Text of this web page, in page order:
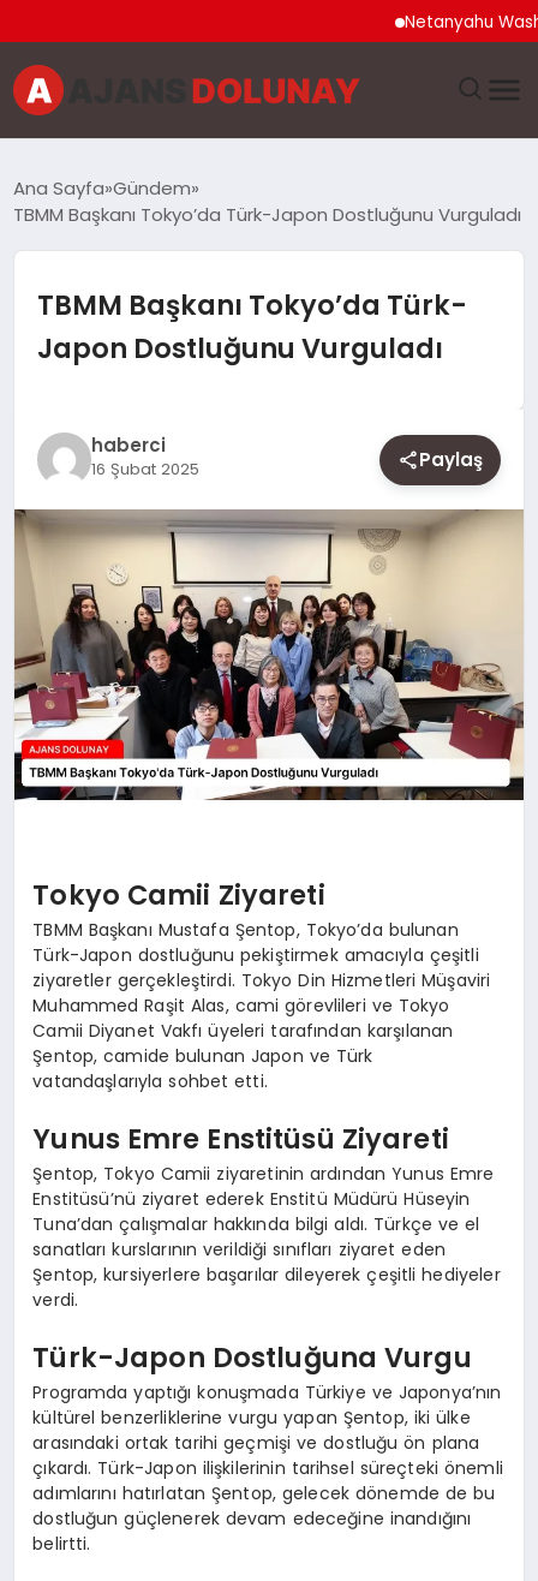
Netanyahu
EKONOMI
GENEL
MAGAZIN
SAĞLIK
SIYASET
SPOR
YAŞAM
Ana Sayfa Gündem
TBMM Başkanı Tokyo’da Türk-Japon Dostluğunu Vurguladı
TBMM Başkanı Tokyo’da Türk-
Japon Dostluğunu Vurguladı
haberci
16 Şubat 2025 Paylaş
Tokyo Camii Ziyareti
TBMM Başkanı Mustafa Şentop, Tokyo’da bulunan
Türk-Japon dostluğunu pekiştirmek amacıyla çeşitli
ziyaretler gerçekleştirdi. Tokyo Din Hizmetleri Müşaviri
Muhammed Raşit Alas, cami görevlileri ve Tokyo
Camii Diyanet Vakfı üyeleri tarafından karşılanan
Şentop, camide bulunan Japon ve Türk
vatandaşlarıyla sohbet etti.
Yunus Emre Enstitüsü Ziyareti
Şentop, Tokyo Camii ziyaretinin ardından Yunus Emre
Enstitüsü’nü ziyaret ederek Enstitü Müdürü Hüseyin
Tuna’dan çalışmalar hakkında bilgi aldı. Türkçe ve el
sanatları kurslarının verildiği sınıfları ziyaret eden
Şentop, kursiyerlere başarılar dileyerek çeşitli hediyeler
verdi.
Türk-Japon Dostluğuna Vurgu
Programda yaptığı konuşmada Türkiye ve Japonya’nın
kültürel benzerliklerine vurgu yapan Şentop, iki ülke
arasındaki ortak tarihi geçmişi ve dostluğu ön plana
çıkardı. Türk-Japon ilişkilerinin tarihsel süreçteki önemli
adımlarını hatırlatan Şentop, gelecek dönemde de bu
dostluğun güçlenerek devam edeceğine inandığını
belirtti.